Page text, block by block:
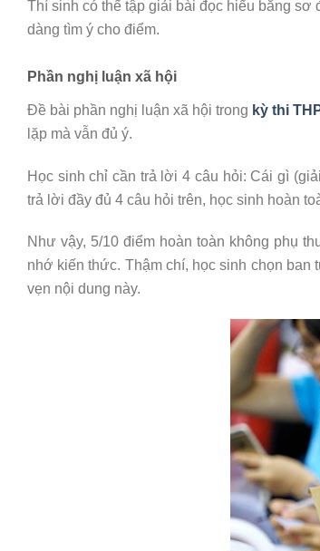
Thí sinh có thể tập giải bài đọc hiểu bằng sơ
dàng tìm ý cho điểm.
Phần nghị luận xã hội
Đề bài phần nghị luận xã hội trong kỳ thi
lặp mà vẫn đủ ý.
Học sinh chỉ cần trả lời 4 câu hỏi: Cái gì
trả lời đầy đủ 4 câu hỏi trên, học sinh hoàn
Như vậy, 5/10 điểm hoàn toàn không phụ
nhớ kiến thức. Thậm chí, học sinh chọn ban
vẹn nội dung này.